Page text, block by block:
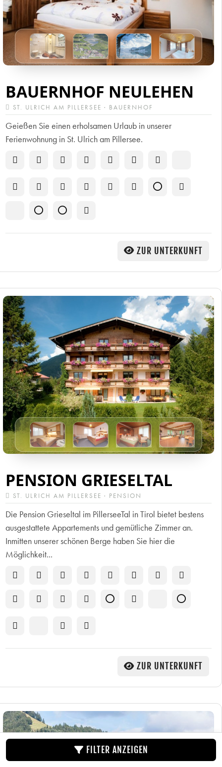
BAUERNHOF NEULEHEN
ST. ULRICH AM PILLERSEE · BAUERNHOF
Geießen Sie einen erholsamen Urlaub in unserer
Ferienwohnung in St. Ulrich am Pillersee.
ZUR UNTERKUNFT
PENSION GRIESELTAL
ST. ULRICH AM PILLERSEE · PENSION
Die Pension Grieseltal im PillerseeTal in Tirol bietet bestens
ausgestattete Appartements und gemütliche Zimmer an.
Inmitten unserer schönen Berge haben Sie hier die
Möglichkeit...
ZUR UNTERKUNFT
FILTER ANZEIGEN